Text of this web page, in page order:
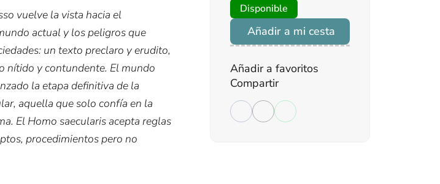
vuelve la vista hacia el
actual y los peligros que
un texto preclaro y erudito,
nítido y contundente. El mundo
la etapa definitiva de la
aquella que solo confía en la
El Homo saecularis acepta reglas
procedimientos pero no
Disponible
Añadir a mi cesta
Añadir a favoritos
Compartir